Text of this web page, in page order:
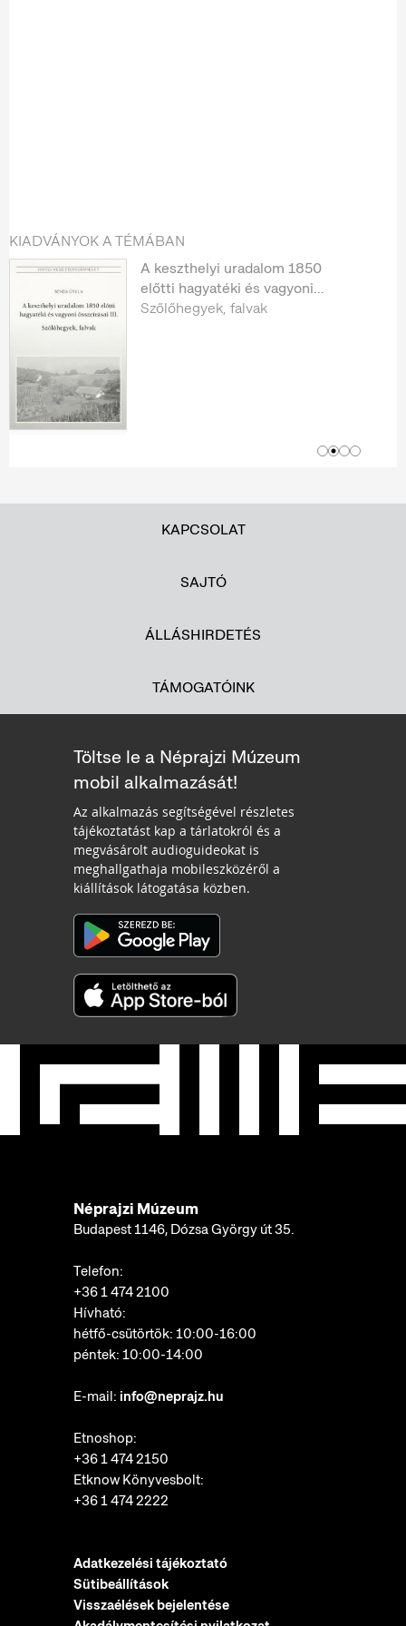
KIADVÁNYOK A TÉMÁBAN
A keszthelyi uradalom 1850
előtti hagyatéki és vagyoni
összeírásai III.
Szőlőhegyek, falvak
KAPCSOLAT
SAJTÓ
ÁLLÁSHIRDETÉS
TÁMOGATÓINK
Töltse le a Néprajzi Múzeum
mobil alkalmazását!
Az alkalmazás segítségével részletes
tájékoztatást kap a tárlatokról és a
megvásárolt audioguideokat is
meghallgathaja mobileszközéről a
kiállítások látogatása közben.
Néprajzi Múzeum
Budapest 1146, Dózsa György út 35.
Telefon:
+36 1 474 2100
Hívható:
hétfő-csütörtök: 10:00-16:00
péntek: 10:00-14:00
E-mail: info@neprajz.hu
Etnoshop:
+36 1 474 2150
Etknow Könyvesbolt:
+36 1 474 2222
Adatkezelési tájékoztató
Sütibeállítások
Visszaélések bejelentése